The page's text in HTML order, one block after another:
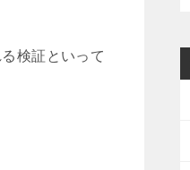
検証といって